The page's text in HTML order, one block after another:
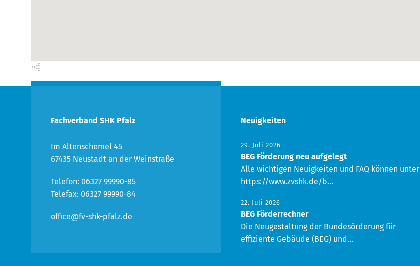
Fachverband SHK Pfalz
Im Altenschemel 45
67435 Neustadt an der Weinstraße
Telefon: 06327 99990-85
Telefax: 06327 99990-84
office@fv-shk-pfalz.de
Neuigkeiten
29. Juli 2026
BEG Förderung neu aufgelegt
Alle wichtigen Neuigkeiten und FAQ können unter
https://www.zvshk.de/b...
22. Juli 2026
BEG Förderrechner
Die Neugestaltung der Bundesörderung für
effiziente Gebäude (BEG) und...